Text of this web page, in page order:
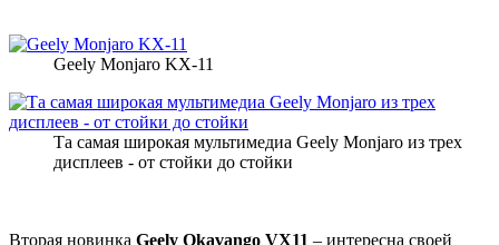
Geely Monjaro KX-11
Та самая широкая мультимедиа Geely Monjaro из трех
дисплеев - от стойки до стойки
Вторая новинка Geely Okavango VX11 – интересна своей